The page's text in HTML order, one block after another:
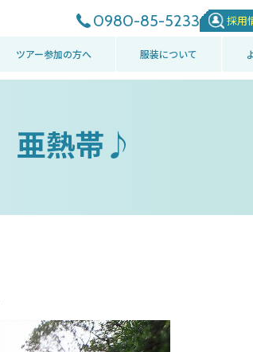
0980-85-5233 採用
ツアー参加の方へ 服装について
亜熱帯♪